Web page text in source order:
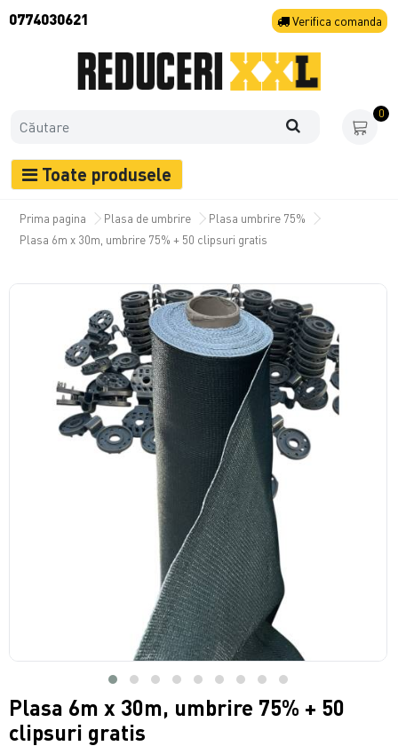
0774030621 Verifica comanda
0
Toate produsele
Prima pagina Plasa de umbrire
Plasa umbrire 75%
Plasa 6m x 30m, umbrire 75% + 50 clipsuri gratis
Plasa 6m x 30m, umbrire 75% + 50
clipsuri gratis